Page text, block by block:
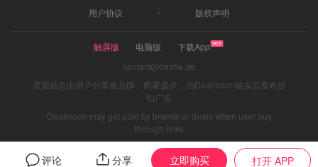
评论 分享 立即购买 打开 APP
用户协议
版权声明
触屏版 电脑版
下载App
contact@dazhe.de
页面信息由用户分享或品牌、商家提供，由Dealmoon核实后发布折
扣广告
Dealmoon may get paid by brands or deals when user buy
through links